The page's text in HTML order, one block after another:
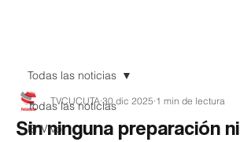
Todas las noticias
EnVivo
Todas las noticias
Sin ninguna preparación ni
TVCUCUTA 30 dic 2025 1 min de lectura